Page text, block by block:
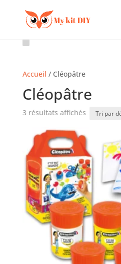
Accueil / Cléopâtre
Cléopâtre
3 résultats affichés